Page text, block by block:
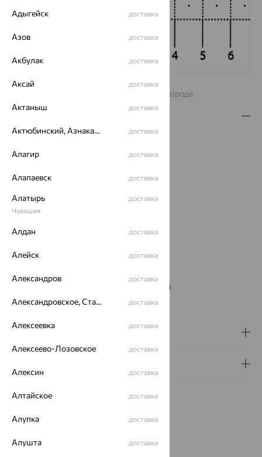
Нет в наличии
Изделие недоступно для заказа в вашем городе
пусеты
Вес:0.98 — 1.06
Проба:925
Вставка:
Тип серег:
без подвесного элемента
Цвет вставки:
Наименование цвета вставки:
Бесцветный
Серьги Вид:пусеты
Доставка и оплата
Похожие изделия
Адыгейск доставка
Азов доставка
Акбулак доставка
Аксай доставка
Актаныш доставка
Актюбинский, Азнакаевский район доставка
Алагир доставка
Алапаевск доставка
Алатырь
Чувашия
доставка
Алдан доставка
Алейск доставка
Александров доставка
Александровское, Ставропольский край доставка
Алексеевка доставка
Алексеево-Лозовское доставка
Алексин доставка
Алтайское доставка
Алупка доставка
Алушта доставка